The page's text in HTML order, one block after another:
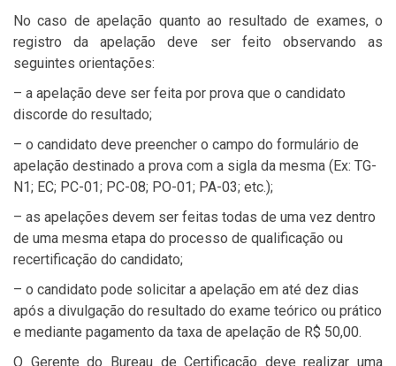
No caso de apelação quanto ao resultado de exames, o
registro da apelação deve ser feito observando as
seguintes orientações:
– a apelação deve ser feita por prova que o candidato
discorde do resultado;
– o candidato deve preencher o campo do formulário de
apelação destinado a prova com a sigla da mesma (Ex: TG-
N1; EC; PC-01; PC-08; PO-01; PA-03; etc.);
– as apelações devem ser feitas todas de uma vez dentro
de uma mesma etapa do processo de qualificação ou
recertificação do candidato;
– o candidato pode solicitar a apelação em até dez dias
após a divulgação do resultado do exame teórico ou prático
e mediante pagamento da taxa de apelação de R$ 50,00.
O Gerente do Bureau de Certificação deve realizar uma